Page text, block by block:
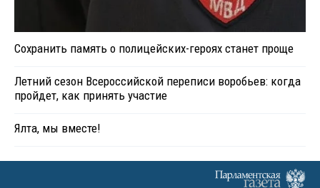
Сохранить память о полицейских-героях станет проще
Летний сезон Всероссийской переписи воробьев: когда
пройдет, как принять участие
Ялта, мы вместе!